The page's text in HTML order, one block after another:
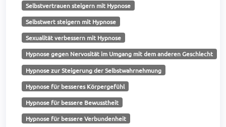
Selbstvertrauen steigern mit Hypnose
Selbstwert steigern mit Hypnose
Sexualität verbessern mit Hypnose
Hypnose gegen Nervosität im Umgang mit dem anderen Geschlecht
Hypnose zur Steigerung der Selbstwahrnehmung
Hypnose für besseres Körpergefühl
Hypnose für bessere Bewusstheit
Hypnose für bessere Verbundenheit